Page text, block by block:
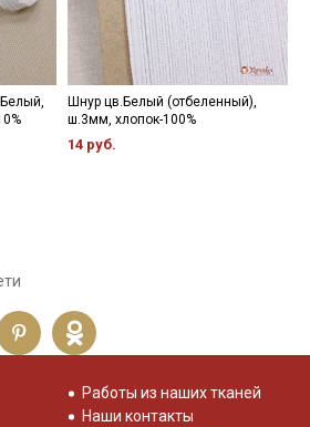
Шнур цв.Белый (отбеленный),
ш.3мм, хлопок-100%
14 руб.
Работы из наших тканей
Наши контакты